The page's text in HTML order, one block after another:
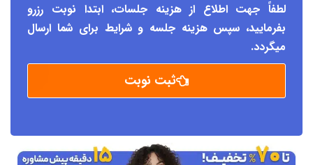
لطفاً جهت اطلاع از هزینه جلسات، ابتدا نوبت رزرو
بفرمایید، سپس هزینه جلسه و شرایط برای شما ارسال
میگردد.
ثبت نوبت